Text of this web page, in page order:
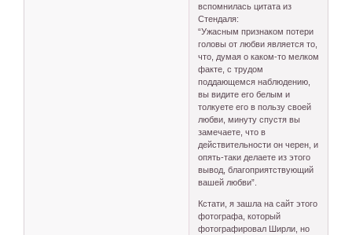
вспомнилась цитата из
Стендаля:
“Ужасным признаком потери
головы от любви является то,
что, думая о каком-то мелком
факте, с трудом
поддающемся наблюдению,
вы видите его белым и
толкуете его в пользу своей
любви, минуту спустя вы
замечаете, что в
действительности он черен, и
опять-таки делаете из этого
вывод, благоприятствующий
вашей любви”.
Кстати, я зашла на сайт этого
фотографа, который
фотографировал Ширли, но